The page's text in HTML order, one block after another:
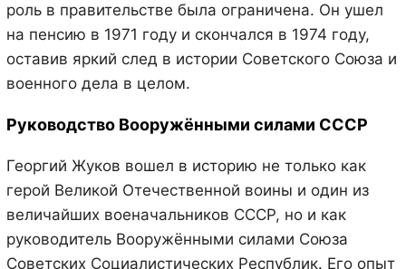
роль в правительстве была ограничена. Он ушел
на пенсию в 1971 году и скончался в 1974 году,
оставив яркий след в истории Советского Союза и
военного дела в целом.
Руководство Вооружёнными силами СССР
Георгий Жуков вошел в историю не только как
герой Великой Отечественной воины и один из
величайших военачальников СССР, но и как
руководитель Вооружёнными силами Союза
Советских Социалистических Республик. Его опыт